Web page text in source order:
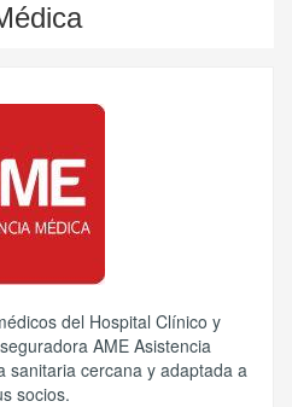
del Hospital Clínico y
AME Asistencia
sanitaria cercana y adaptada a
socios.